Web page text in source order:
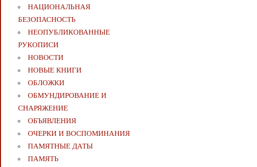
НАЦИОНАЛЬНАЯ
БЕЗОПАСНОСТЬ
НЕОПУБЛИКОВАННЫЕ
РУКОПИСИ
НОВОСТИ
НОВЫЕ КНИГИ
ОБЛОЖКИ
ОБМУНДИРОВАНИЕ И
СНАРЯЖЕНИЕ
ОБЪЯВЛЕНИЯ
ОЧЕРКИ И ВОСПОМИНАНИЯ
ПАМЯТНЫЕ ДАТЫ
ПАМЯТЬ